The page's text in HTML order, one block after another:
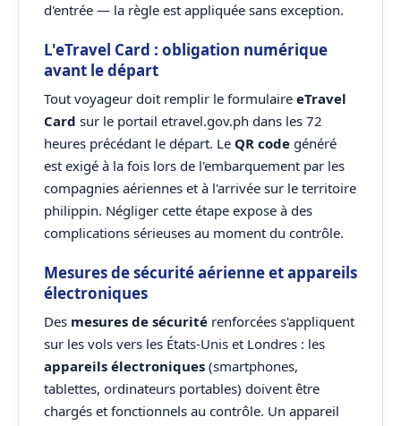
d'entrée — la règle est appliquée sans exception.
L'eTravel Card : obligation numérique
avant le départ
Tout voyageur doit remplir le formulaire eTravel
Card sur le portail etravel.gov.ph dans les 72
heures précédant le départ. Le QR code généré
est exigé à la fois lors de l'embarquement par les
compagnies aériennes et à l'arrivée sur le territoire
philippin. Négliger cette étape expose à des
complications sérieuses au moment du contrôle.
Mesures de sécurité aérienne et appareils
électroniques
Des mesures de sécurité renforcées s'appliquent
sur les vols vers les États-Unis et Londres : les
appareils électroniques (smartphones,
tablettes, ordinateurs portables) doivent être
chargés et fonctionnels au contrôle. Un appareil